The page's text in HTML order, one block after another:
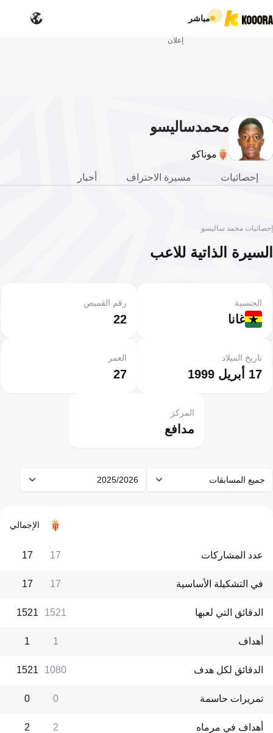
مباشر
إعلان
محمدساليسو
موناكو
إحصائيات مسيرة الاحتراف أخبار
إحصائيات محمد ساليسو
السيرة الذاتية للاعب
غانا
الجنسية
22
رقم القميص
17 أبريل 1999
تاريخ الميلاد
27
العمر
مدافع
المركز
جميع المسابقات 2025/2026
الإجمالي
عدد المشاركات 17
17
في التشكيلة الأساسية 17
17
الدقائق التي لعبها 1521
1521
أهداف 1
1
الدقائق لكل هدف 1080
1521
تمريرات حاسمة 0
0
أهداف في مرماه 2
2